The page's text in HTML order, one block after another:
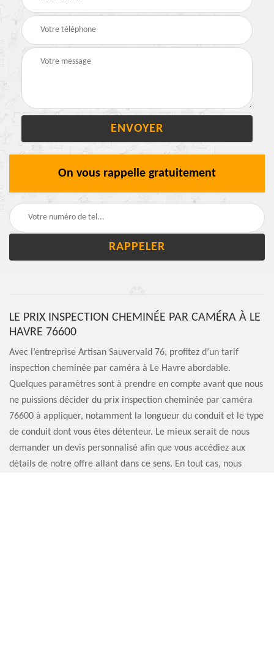
On vous rappelle gratuitement
LE PRIX INSPECTION CHEMINÉE PAR CAMÉRA À LE
HAVRE 76600
Avec l’entreprise Artisan Sauvervald 76, profitez d’un tarif
inspection cheminée par caméra à Le Havre abordable.
Quelques paramètres sont à prendre en compte avant que nous
ne puissions décider du prix inspection cheminée par caméra
76600 à appliquer, notamment la longueur du conduit et le type
de conduit dont vous êtes détenteur. Le mieux serait de nous
demander un devis personnalisé afin que vous accédiez aux
détails de notre offre allant dans ce sens. En tout cas, nous